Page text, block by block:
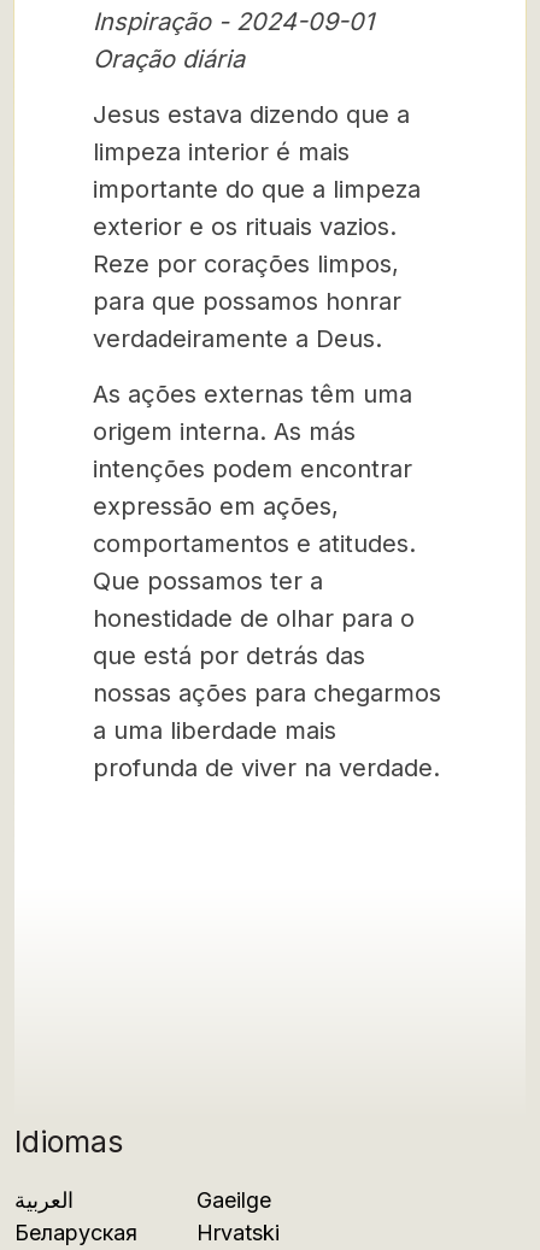
Idiomas
العربية
Беларуская
Gaeilge
Hrvatski
Inspiração - 2024-09-01
Oração diária
Jesus estava dizendo que a
limpeza interior é mais
importante do que a limpeza
exterior e os rituais vazios.
Reze por corações limpos,
para que possamos honrar
verdadeiramente a Deus.
As ações externas têm uma
origem interna. As más
intenções podem encontrar
expressão em ações,
comportamentos e atitudes.
Que possamos ter a
honestidade de olhar para o
que está por detrás das
nossas ações para chegarmos
a uma liberdade mais
profunda de viver na verdade.